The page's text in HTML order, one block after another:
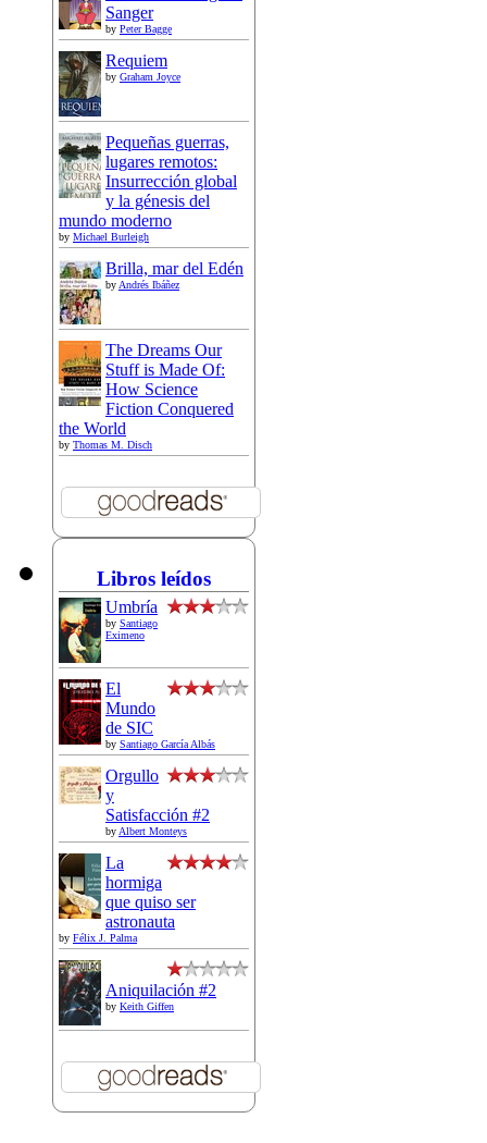
Sanger
by Peter Bagge
Requiem
by Graham Joyce
Pequeñas guerras,
lugares remotos:
Insurrección global
y la génesis del
mundo moderno
by Michael Burleigh
Brilla, mar del Edén
by Andrés Ibáñez
The Dreams Our
Stuff is Made Of:
How Science
Fiction Conquered
the World
by Thomas M. Disch
Libros leídos
Umbría
by Santiago
Eximeno
El
Mundo
de SIC
by Santiago García Albás
Orgullo
y
Satisfacción #2
by Albert Monteys
La
hormiga
que quiso ser
astronauta
by Félix J. Palma
Aniquilación #2
by Keith Giffen